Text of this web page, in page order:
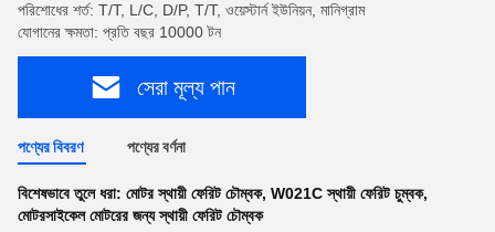
পরিশোধের শর্ত: T/T, L/C, D/P, T/T, ওয়েস্টার্ন ইউনিয়ন, মানিগ্রাম
যোগানের ক্ষমতা: প্রতি বছর 10000 টন
সেরা মূল্য পান
পণ্যের বিবরণ পণ্যের বর্ণনা
বিশেষভাবে তুলে ধরা: মোটর স্থায়ী ফেরিট চৌম্বক, W021C স্থায়ী ফেরিট চুম্বক,
মোটরসাইকেল মোটরের জন্য স্থায়ী ফেরিট চৌম্বক